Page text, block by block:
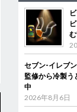
セブン‐イレブ
監修から冷製う
中
2026年8月6日